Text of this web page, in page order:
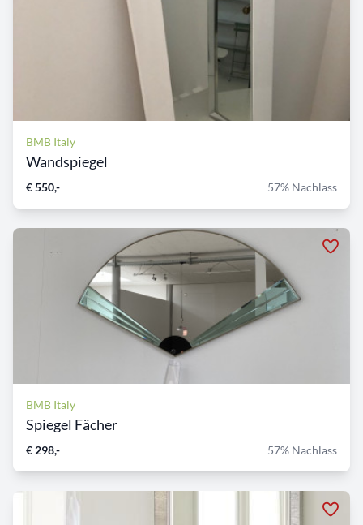
BMB Italy
Wandspiegel
€ 550,- 57% Nachlass
BMB Italy
Spiegel Fächer
€ 298,- 57% Nachlass